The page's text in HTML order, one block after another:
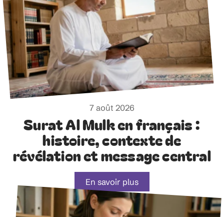
7 août 2026
Surat Al Mulk en français :
histoire, contexte de
révélation et message central
En savoir plus